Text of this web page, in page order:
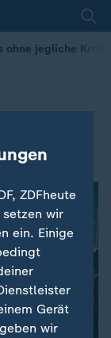
ohne jegliche
ZDFheute
wir
ein. Einige
Gerät
wir